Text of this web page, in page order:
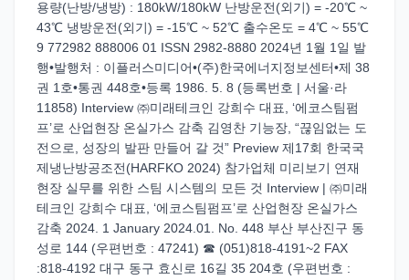
용량(난방/냉방) : 180kW/180kW 난방운전(외기) = -20℃ ~
43℃ 냉방운전(외기) = -15℃ ~ 52℃ 출수온도 = 4℃ ~ 55℃
9 772982 888006 01 ISSN 2982-8880 2024년 1월 1일 발
행•발행처 : 이플러스미디어•(주)한국에너지정보센터•제 38
권 1호•통권 448호•등록 1986. 5. 8 (등록번호 | 서울·라
11858) Interview ㈜미래테크인 강희수 대표, ‘에코스팀펌
프’로 산업현장 온실가스 감축 김영찬 기능장, “끊임없는 도
전으로, 성장의 발판 만들어 갈 것” Preview 제17회 한국국
제냉난방공조전(HARFKO 2024) 참가업체 미리보기 연재
현장 실무를 위한 스팀 시스템의 모든 것 Interview | ㈜미래
테크인 강희수 대표, ‘에코스팀펌프’로 산업현장 온실가스
감축 2024. 1 January 2024.01. No. 448 부산 부산진구 동
성로 144 (우편번호 : 47241) ☎ (051)818-4191~2 FAX
:818-4192 대구 동구 효신로 16길 35 204호 (우편번호 :